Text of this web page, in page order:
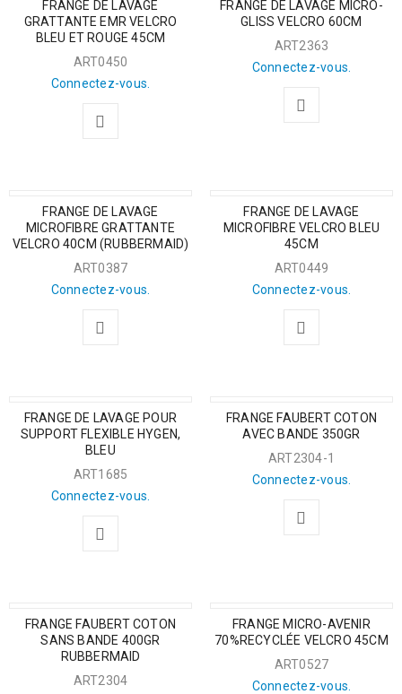
FRANGE DE LAVAGE
GRATTANTE EMR VELCRO
BLEU ET ROUGE 45CM
ART0450
Connectez-vous.
FRANGE DE LAVAGE MICRO-
GLISS VELCRO 60CM
ART2363
Connectez-vous.
FRANGE DE LAVAGE
MICROFIBRE GRATTANTE
VELCRO 40CM (RUBBERMAID)
ART0387
Connectez-vous.
FRANGE DE LAVAGE
MICROFIBRE VELCRO BLEU
45CM
ART0449
Connectez-vous.
FRANGE DE LAVAGE POUR
SUPPORT FLEXIBLE HYGEN,
BLEU
ART1685
Connectez-vous.
FRANGE FAUBERT COTON
AVEC BANDE 350GR
ART2304-1
Connectez-vous.
FRANGE FAUBERT COTON
SANS BANDE 400GR
RUBBERMAID
ART2304
FRANGE MICRO-AVENIR
70%RECYCLÉE VELCRO 45CM
ART0527
Connectez-vous.